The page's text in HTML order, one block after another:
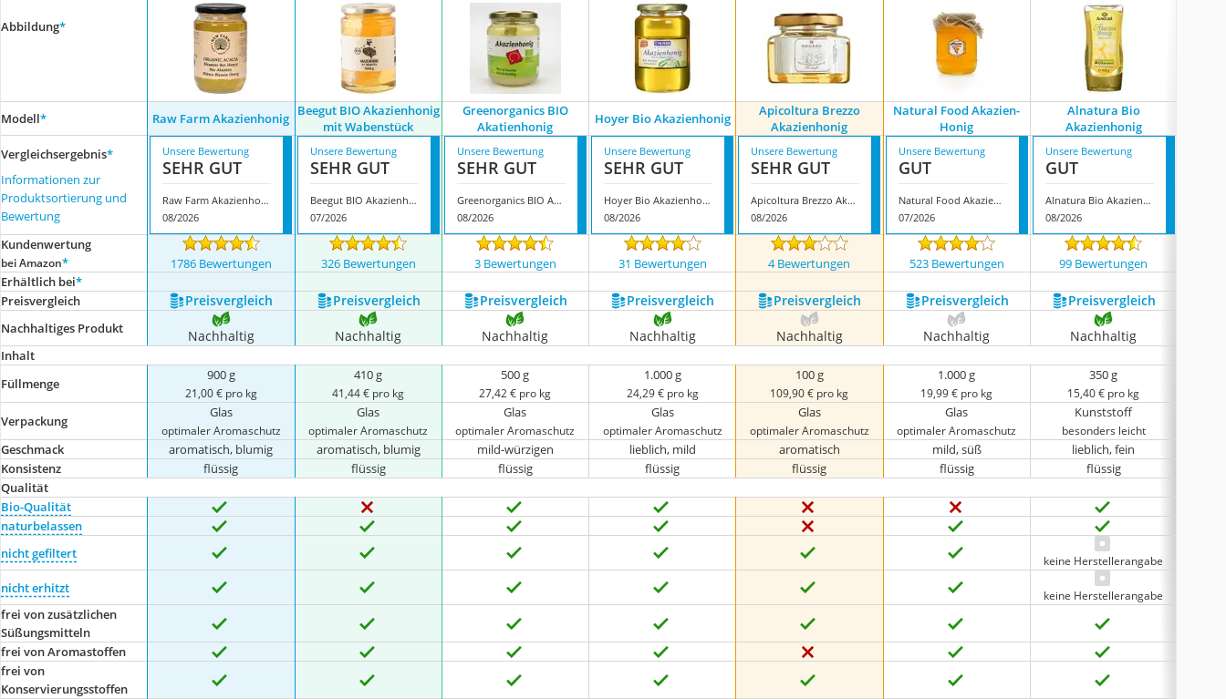
Abbildung*
Modell* Raw Farm Akazienhonig Beegut BIO Akazienhonig
mit Wabenstück
Greenorganics BIO
Akatienhonig
Hoyer Bio Akazienhonig
Apicoltura Brezzo
Akazienhonig
Natural Food Akazien-
Honig
Alnatura Bio
Akazienhonig
Vergleichsergebnis*
Informationen zur
Produktsortierung und
Bewertung
Unsere Bewertung
SEHR GUT
Raw Farm Akazienhonig
08/2026
Unsere Bewertung
SEHR GUT
Beegut BIO Akazienhonig mit Wabenstück
07/2026
Unsere Bewertung
SEHR GUT
Greenorganics BIO Akatienhonig
08/2026
Unsere Bewertung
SEHR GUT
Hoyer Bio Akazienhonig
08/2026
Unsere Bewertung
SEHR GUT
Apicoltura Brezzo Akazienhonig
08/2026
Unsere Bewertung
GUT
Natural Food Akazien-Honig
07/2026
Unsere Bewertung
GUT
Alnatura Bio Akazienhonig
08/2026
Kundenwertung
bei Amazon* 1786 Bewertungen 326 Bewertungen 3 Bewertungen 31 Bewertungen 4 Bewertungen 523 Bewertungen 99 Bewertungen
Erhältlich bei*
Preis­vergleich
Preis­vergleich Preis­vergleich Preis­vergleich Preis­vergleich Preis­vergleich Preis­vergleich Preis­vergleich
Nachhaltiges Produkt Nachhaltig Nachhaltig Nachhaltig Nachhaltig Nachhaltig Nachhaltig Nachhaltig
Inhalt
Füllmenge
900 g
21,00 € pro kg
410 g
41,44 € pro kg
500 g
27,42 € pro kg
1.000 g
24,29 € pro kg
100 g
109,90 € pro kg
1.000 g
19,99 € pro kg
350 g
15,40 € pro kg
Verpackung
Glas
optimaler Aromaschutz
Glas
optimaler Aromaschutz
Glas
optimaler Aromaschutz
Glas
optimaler Aromaschutz
Glas
optimaler Aromaschutz
Glas
optimaler Aromaschutz
Kunststoff
besonders leicht
Geschmack aromatisch, blumig aromatisch, blumig mild-würzigen lieblich, mild aromatisch mild, süß
lieblich, fein
Konsistenz
flüssig flüssig flüssig flüssig flüssig flüssig
flüssig
Qualität
Bio-Qualität
naturbelassen
nicht gefiltert
keine Herstellerangabe
nicht erhitzt keine Herstellerangabe
frei von zusätzlichen
Süßungsmitteln
frei von Aromastoffen
frei von
Konservierungsstoffen